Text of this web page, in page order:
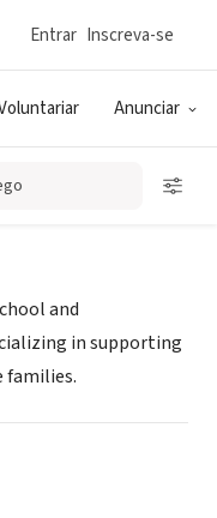
Anunciar
Entrar Inscreva-se
and
in supporting
families.